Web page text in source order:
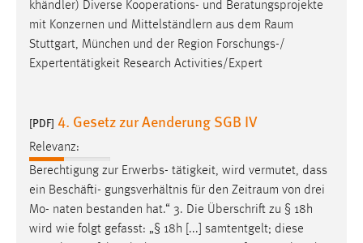
khändler) Diverse Kooperations- und Beratungsprojekte
mit Konzernen und Mittelständlern aus dem Raum
Stuttgart, München und der Region Forschungs-/
Expertentätigkeit Research Activities/Expert
[PDF] 4. Gesetz zur Aenderung SGB IV
Relevanz:
Berechtigung zur Erwerbs- tätigkeit, wird vermutet, dass
ein Beschäfti- gungsverhältnis für den Zeitraum von drei
Mo- naten bestanden hat.“ 3. Die Überschrift zu § 18h
wird wie folgt gefasst: „§ 18h [...] samtentgelt; diese